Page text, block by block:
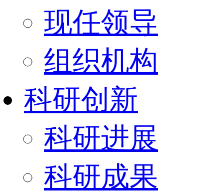
现任领导
组织机构
科研创新
科研进展
科研成果